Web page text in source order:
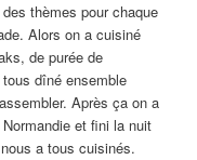
thèmes pour chaque
Alors on a cuisiné
de purée de
dîné ensemble
Après ça on a
et fini la nuit
a tous cuisinés.